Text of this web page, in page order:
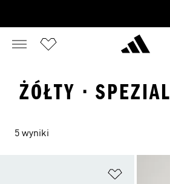
ŻÓŁTY · SPEZIAL
5 wyniki